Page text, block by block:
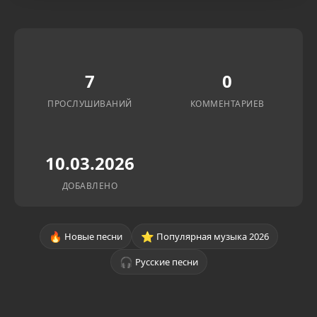
7
ПРОСЛУШИВАНИЙ
0
КОММЕНТАРИЕВ
10.03.2026
ДОБАВЛЕНО
🔥 Новые песни ⭐ Популярная музыка 2026
🎧 Русские песни